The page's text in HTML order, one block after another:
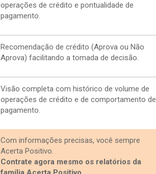
operações de crédito e pontualidade de
pagamento.
Recomendação de crédito (Aprova ou Não
Aprova) facilitando a tomada de decisão.
Visão completa com histórico de volume de
operações de crédito e de comportamento de
pagamento.
Com informações precisas, você sempre
Acerta Positivo.
Contrate agora mesmo os relatórios da